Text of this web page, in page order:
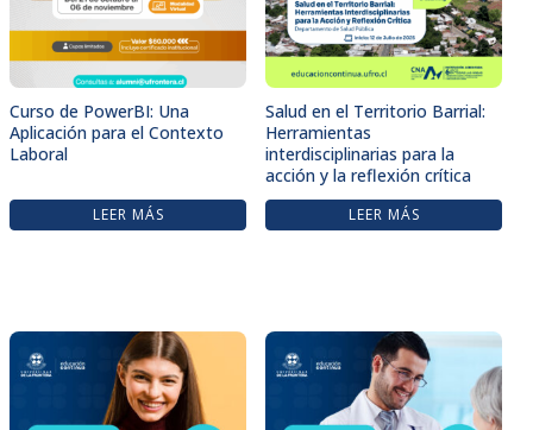
Curso de PowerBI: Una
Aplicación para el Contexto
Laboral
LEER MÁS
Salud en el Territorio Barrial:
Herramientas
interdisciplinarias para la
acción y la reflexión crítica
LEER MÁS